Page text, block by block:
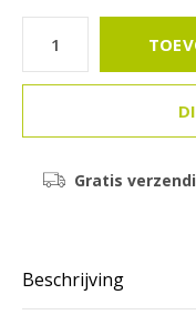
Gratis
Beschrijving